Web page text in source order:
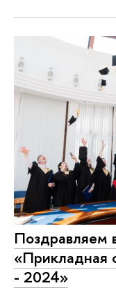
Поздравляем
«Прикладная
- 2024»